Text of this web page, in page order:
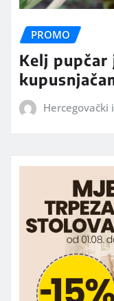
PROMO
Kelj pupčar
Hercegovački